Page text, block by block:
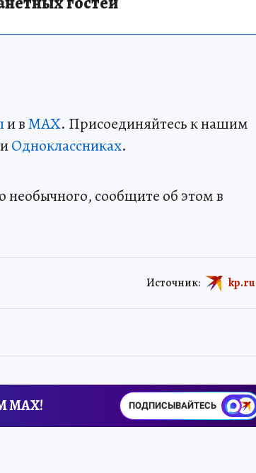
и вMAX. Присоединяйтесь к нашим
иОдноклассниках.
необычного, сообщите об этом в
Источник: kp.ru
ПОДПИСЫВАЙТЕСЬ